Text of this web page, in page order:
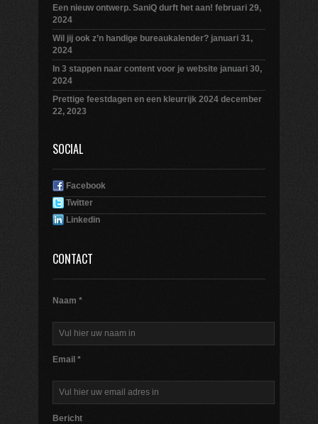
Een nieuw ontwerp. SaniQ durft het aan! februari 29,
2024
Wil jij ook z’n handige bureaukalender? januari 31,
2024
In 3 stappen naar content voor je website januari 30,
2024
Prettige feestdagen en een kleurrijk 2024 december
22, 2023
SOCIAL
Facebook
Twitter
Linkedin
CONTACT
Naam *
Email *
Bericht